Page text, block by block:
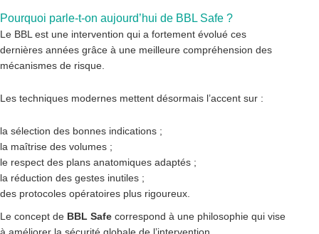
Pourquoi parle-t-on aujourd’hui de BBL Safe ?
Le BBL est une intervention qui a fortement évolué ces
dernières années grâce à une meilleure compréhension des
mécanismes de risque.
Les techniques modernes mettent désormais l’accent sur :
la sélection des bonnes indications ;
la maîtrise des volumes ;
le respect des plans anatomiques adaptés ;
la réduction des gestes inutiles ;
des protocoles opératoires plus rigoureux.
Le concept de BBL Safe correspond à une philosophie qui vise